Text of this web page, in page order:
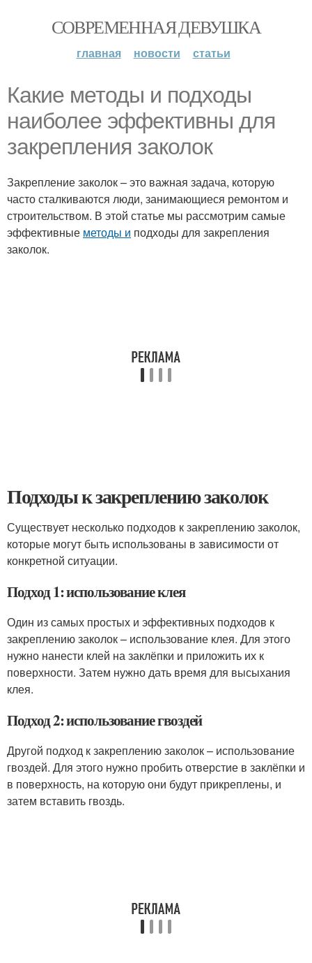
СОВРЕМЕННАЯ ДЕВУШКА
главная новости статьи
Какие методы и подходы
наиболее эффективны для
закрепления заколок
Закрепление заколок – это важная задача, которую
часто сталкиваются люди, занимающиеся ремонтом и
строительством. В этой статье мы рассмотрим самые
эффективные методы и подходы для закрепления
заколок.
Подходы к закреплению заколок
Существует несколько подходов к закреплению заколок,
которые могут быть использованы в зависимости от
конкретной ситуации.
Подход 1: использование клея
Один из самых простых и эффективных подходов к
закреплению заколок – использование клея. Для этого
нужно нанести клей на заклёпки и приложить их к
поверхности. Затем нужно дать время для высыхания
клея.
Подход 2: использование гвоздей
Другой подход к закреплению заколок – использование
гвоздей. Для этого нужно пробить отверстие в заклёпки и
в поверхность, на которую они будут прикреплены, и
затем вставить гвоздь.